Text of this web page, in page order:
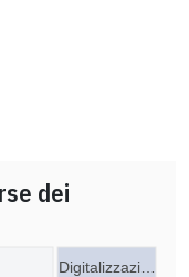
dei
Digitalizzazi…